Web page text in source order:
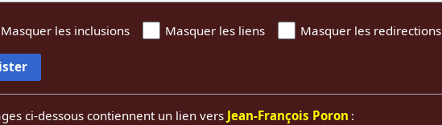
Masquer les inclusions Masquer les liens Masquer les redirections
ci-dessous contiennent un lien vers Jean-François Poron :